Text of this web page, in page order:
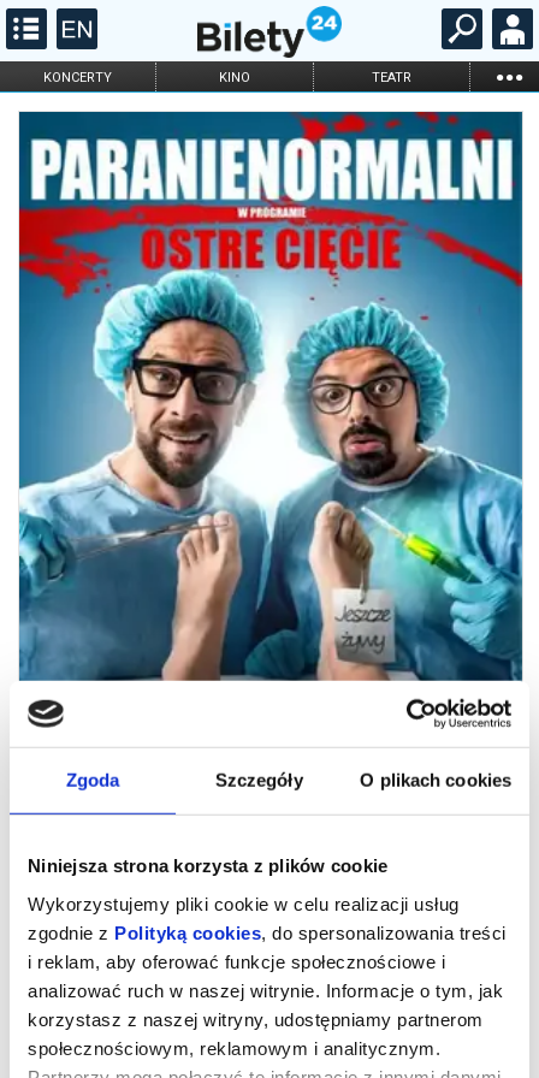
Zgoda Szczegóły O plikach cookies
Niniejsza strona korzysta z plików cookie
Wykorzystujemy pliki cookie w celu realizacji usług
zgodnie z Polityką cookies , do spersonalizowania treści
i reklam, aby oferować funkcje społecznościowe i
analizować ruch w naszej witrynie. Informacje o tym, jak
korzystasz z naszej witryny, udostępniamy partnerom
społecznościowym, reklamowym i analitycznym.
KONCERTY KINO TEATR ...
FILHARMONIA OPERA I BALET
STAND-UP
DLA DZIECI
ONLINE KARNETY
Kabaret Paranienormalni - w nowym
programie "Ostre Cięcie"
Ostre Cięcie - Nowy Program Kabaretu Paranienormalni
Czy jesteście gotowi na prawdziwy spektakl komedii, który rozbroi
Wasze troski i zostawi jedynie śmiech? Paranienormalni
zapraszają na Ostre Cięcie - program, który odcina wszystko, co
nudne, i zszywa Wasze serca radością! To ponad 2 godziny
niezapomnianej zabawy, podczas której wyleczycie się z
codziennej rutyny, a humor stanie się Waszym najlepszym